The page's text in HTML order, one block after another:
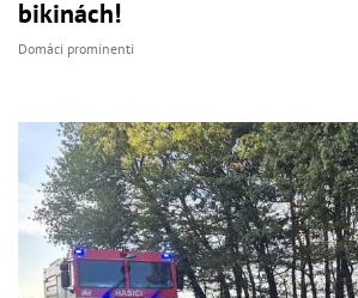
bikinách!
Domáci prominenti